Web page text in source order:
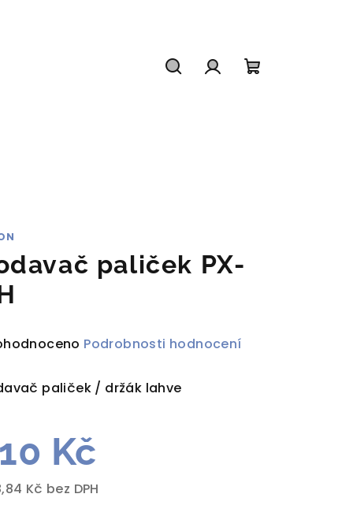
paliček PX-
Podrobnosti hodnocení
paliček / držák lahve
Kč
Kč bez DPH